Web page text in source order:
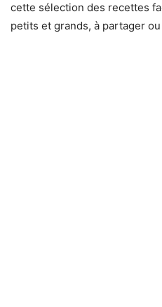
cette sélection des recettes
petits et grands, à partager